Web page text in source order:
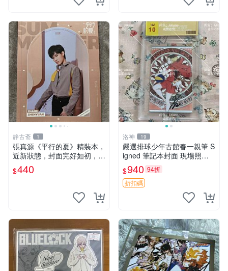
静古斋 1
張真源《平行的夏》精裝本，
近新狀態，封面完好如初，內
頁清爽無瑕 平行的夏 畫集 文
學
$440
洛神 19
嚴選排球少年古館春一親筆 S
igned 筆記本封面 現場照片
收藏品 周邊 限定版 排球小子
古典漫畫 雙面相框 漫畫周邊
收藏相片
$940 94折
折扣碼